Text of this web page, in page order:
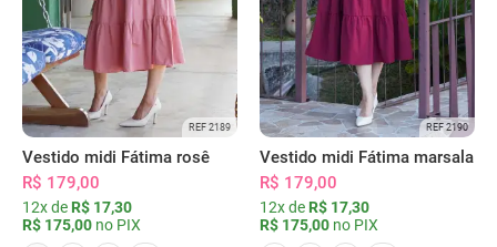
REF 2189
Vestido midi Fátima rosê
R$ 179,00
12x de R$ 17,30
R$ 175,00 no PIX
REF 2190
Vestido midi Fátima marsala
R$ 179,00
12x de R$ 17,30
R$ 175,00 no PIX